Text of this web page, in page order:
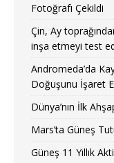
Fotoğrafı Çekildi
Çin, Ay
inşa etmeyi test
Andromeda’da
Doğuşunu İşaret
Dünya’nın İlk
Mars’ta Güneş
Güneş 11 Yıllık